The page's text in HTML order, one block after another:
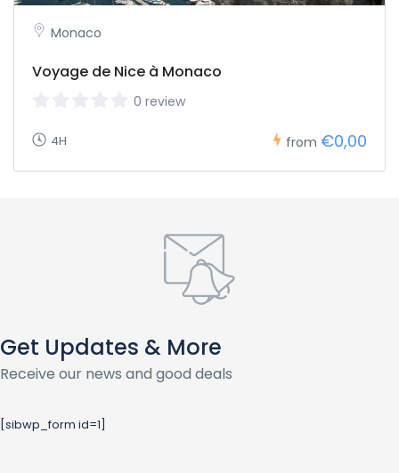
Monaco
Voyage de Nice à Monaco
0 review
4H from €0,00
Get Updates & More
Receive our news and good deals
[sibwp_form id=1]